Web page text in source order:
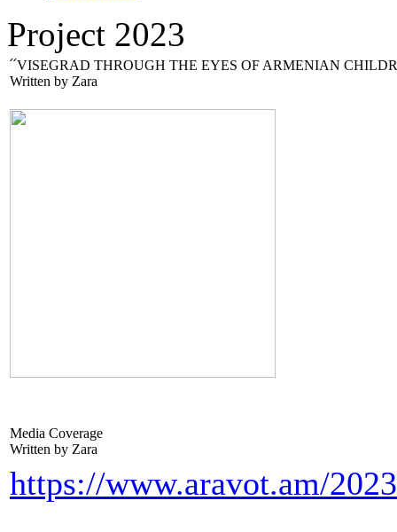
Project 2023
՛՛VISEGRAD THROUGH THE EYES OF ARMENIAN
Written by Zara
Media Coverage
Written by Zara
https://www.aravot.am/